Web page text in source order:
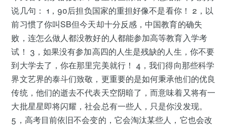
说几句： 1，90后担负国家的重担好像不是看你！ 2，以
前习惯了你叫SB但今天却十分反感，中国教育的确失
败，连怎么做人都没教好的人都能参加高等教育入学考
试！ 3，如果没有参加高四的人生是残缺的人生，你不要
到大学去了，你在那里完美就行！ 4，我们得向那些科学
界文艺界的泰斗们致敬，更重要的是如何秉承他们的优良
传统，他们的逝去不代表天空阴暗了，而意味着又将有一
大批星星即将闪耀，社会总有一些人，只是你没发现。
5，高考目前依旧不会变的，它会淘汰某些人，它也会改